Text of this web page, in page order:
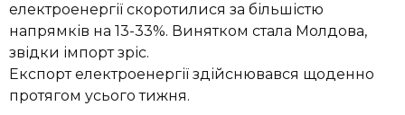
електроенергії скоротилися за більшістю
напрямків на 13-33%. Винятком стала Молдова,
звідки імпорт зріс.
Експорт електроенергії здійснювався щоденно
протягом усього тижня.